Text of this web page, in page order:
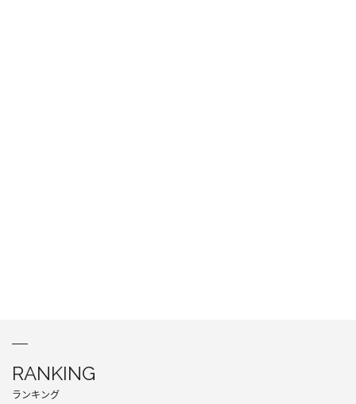
RANKING
ランキング